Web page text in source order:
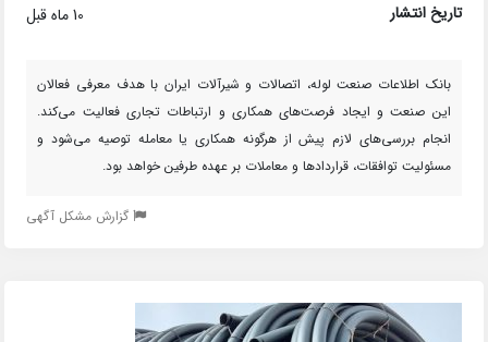
تاریخ انتشار 10 ماه قبل
بانک اطلاعات صنعت لوله، اتصالات و شیرآلات ایران با هدف معرفی فعالان
این صنعت و ایجاد فرصت‌های همکاری و ارتباطات تجاری فعالیت می‌کند.
انجام بررسی‌های لازم پیش از هرگونه همکاری یا معامله توصیه می‌شود و
مسئولیت توافقات، قراردادها و معاملات بر عهده طرفین خواهد بود.
گزارش مشکل آگهی